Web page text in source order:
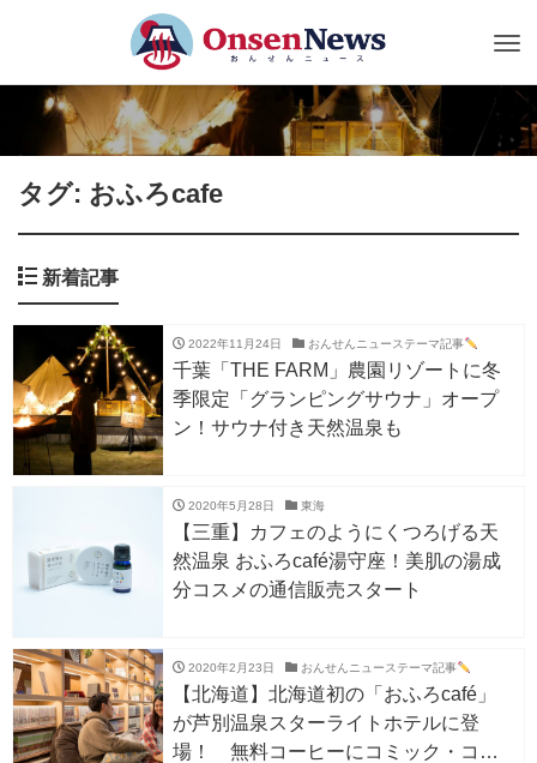
タグ: おふろcafe
新着記事
2022年11月24日 おんせんニューステーマ記事
千葉「THE FARM」農園リゾートに冬
季限定「グランピングサウナ」オープ
ン！サウナ付き天然温泉も
2020年5月28日 東海
【三重】カフェのようにくつろげる天
然温泉 おふろcafé湯守座！美肌の湯成
分コスメの通信販売スタート
2020年2月23日 おんせんニューステーマ記事
【北海道】北海道初の「おふろcafé」
が芦別温泉スターライトホテルに登
場！ 無料コーヒーにコミック・コワ